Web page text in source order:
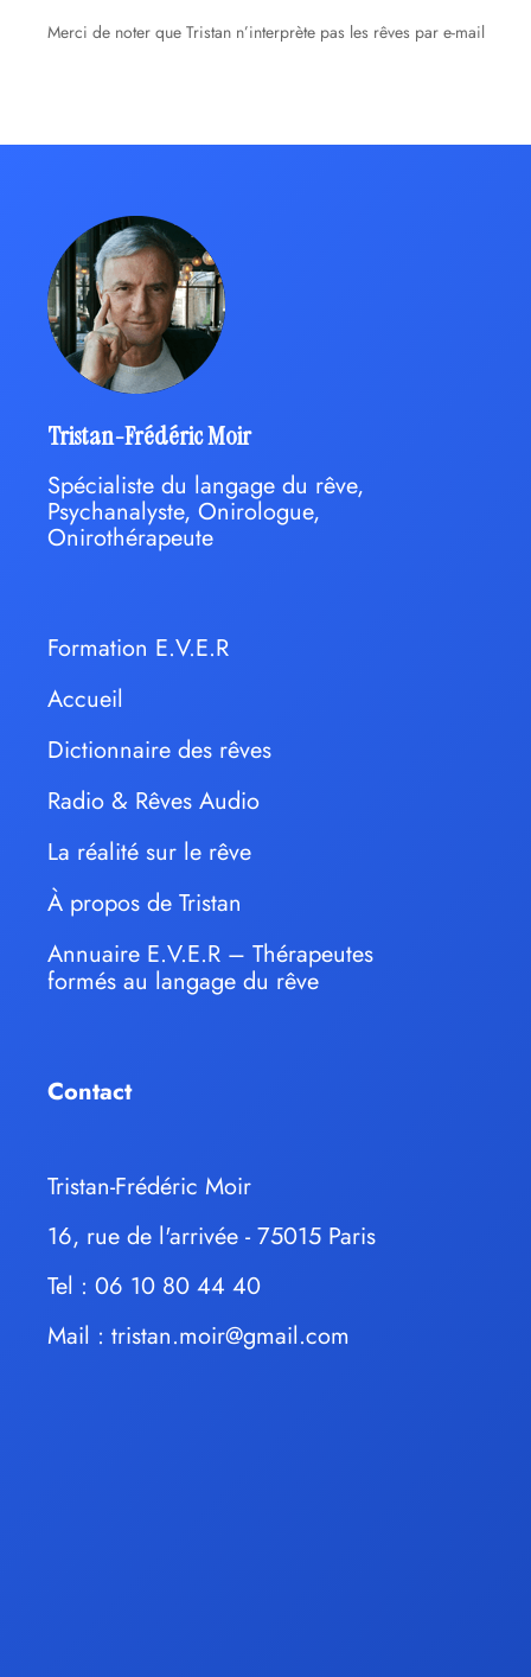
Merci de noter que Tristan n’interprète pas les rêves par e-mail
Tristan-Frédéric Moir
Spécialiste du langage du rêve,
Psychanalyste, Onirologue,
Onirothérapeute
Formation E.V.E.R
Accueil
Dictionnaire des rêves
Radio & Rêves Audio
La réalité sur le rêve
À propos de Tristan
Annuaire E.V.E.R – Thérapeutes
formés au langage du rêve
Contact
Tristan-Frédéric Moir
16, rue de l'arrivée - 75015 Paris
Tel : 06 10 80 44 40
Mail : tristan.moir@gmail.com